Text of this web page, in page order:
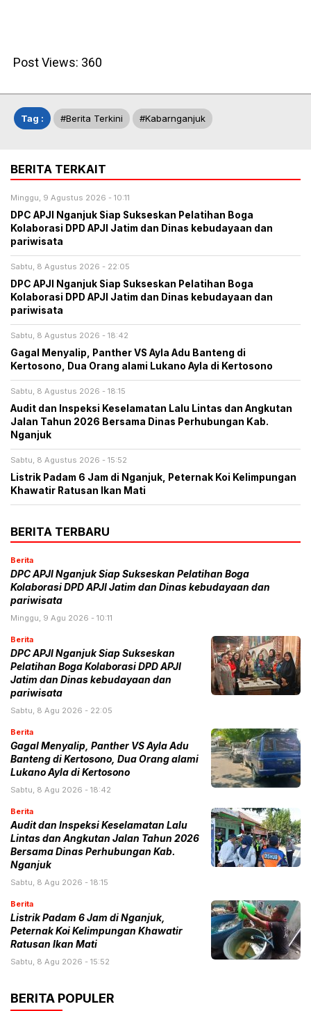
Post Views: 360
Tag : #berita Terkini #kabarnganjuk
BERITA TERKAIT
Minggu, 9 Agustus 2026 - 10:11
DPC APJI Nganjuk Siap Sukseskan Pelatihan Boga
Kolaborasi DPD APJI Jatim dan Dinas kebudayaan dan
pariwisata
Sabtu, 8 Agustus 2026 - 22:05
DPC APJI Nganjuk Siap Sukseskan Pelatihan Boga
Kolaborasi DPD APJI Jatim dan Dinas kebudayaan dan
pariwisata
Sabtu, 8 Agustus 2026 - 18:42
Gagal Menyalip, Panther VS Ayla Adu Banteng di
Kertosono, Dua Orang alami Lukano Ayla di Kertosono
Sabtu, 8 Agustus 2026 - 18:15
Audit dan Inspeksi Keselamatan Lalu Lintas dan Angkutan
Jalan Tahun 2026 Bersama Dinas Perhubungan Kab.
Nganjuk
Sabtu, 8 Agustus 2026 - 15:52
Listrik Padam 6 Jam di Nganjuk, Peternak Koi Kelimpungan
Khawatir Ratusan Ikan Mati
BERITA TERBARU
Berita
DPC APJI Nganjuk Siap Sukseskan Pelatihan Boga
Kolaborasi DPD APJI Jatim dan Dinas kebudayaan dan
pariwisata
Minggu, 9 Agu 2026 - 10:11
Berita
DPC APJI Nganjuk Siap Sukseskan
Pelatihan Boga Kolaborasi DPD APJI
Jatim dan Dinas kebudayaan dan
pariwisata
Sabtu, 8 Agu 2026 - 22:05
Berita
Gagal Menyalip, Panther VS Ayla Adu
Banteng di Kertosono, Dua Orang alami
Lukano Ayla di Kertosono
Sabtu, 8 Agu 2026 - 18:42
Berita
Audit dan Inspeksi Keselamatan Lalu
Lintas dan Angkutan Jalan Tahun 2026
Bersama Dinas Perhubungan Kab.
Nganjuk
Sabtu, 8 Agu 2026 - 18:15
Berita
Listrik Padam 6 Jam di Nganjuk,
Peternak Koi Kelimpungan Khawatir
Ratusan Ikan Mati
Sabtu, 8 Agu 2026 - 15:52
BERITA POPULER